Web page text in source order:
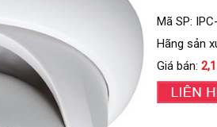
Mã SP:
Hãng sản
Giá bán: